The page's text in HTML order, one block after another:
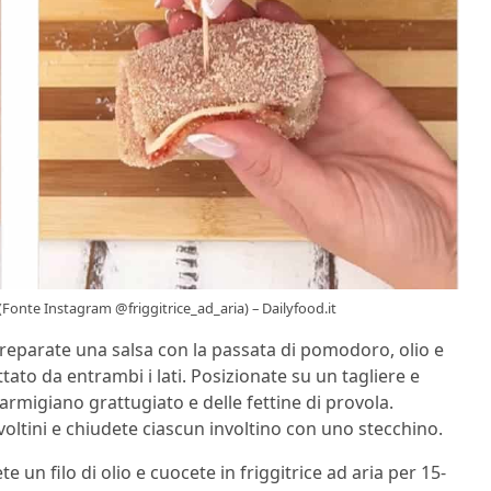
Instagram @friggitrice_ad_aria) – Dailyfood.it
una salsa con la passata di pomodoro, olio e
da entrambi i lati. Posizionate su un tagliere e
grattugiato e delle fettine di provola.
e chiudete ciascun involtino con uno stecchino.
un filo di olio e cuocete in friggitrice ad aria per 15-